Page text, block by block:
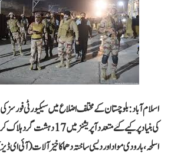
اسلام آباد:بلوچستان کے مختلف اضلاع میں سیکیورٹی
کی بنیاد پر کیے گئے متعدد
اسلحہ، بارودی مواد اور دیسی ساختہ دھماکا خیز آلات (آئی ای